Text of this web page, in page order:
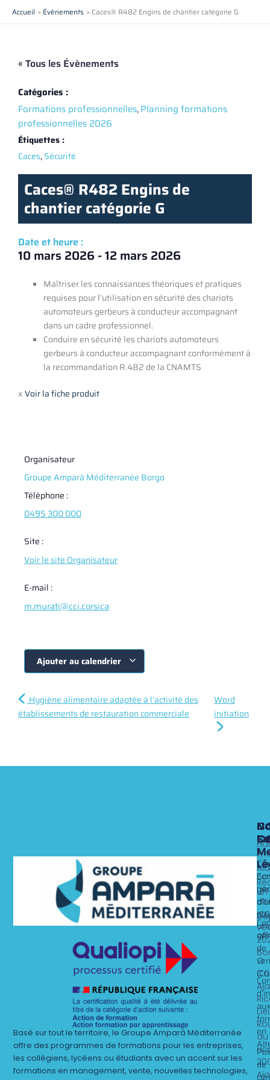
AllerAccueil Évènements Caces® R482 Engins de chantier catégorie G
« Tous les Évènements
Catégories :
Formations professionnelles,Planning formations
professionnelles 2026
Étiquettes :
Caces,Sécurité
Caces® R482 Engins de
chantier catégorie G
Date et heure :
10 mars 2026-12 mars 2026
Maîtriser les connaissances théoriques et pratiques
requises pour l’utilisation en sécurité des chariots
automoteurs gerbeurs à conducteur accompagnant
dans un cadre professionnel.
Conduire en sécurité les chariots automoteurs
gerbeurs à conducteur accompagnant conformément à
la recommandation R.482 de la CNAMTS
xVoir la fiche produit
Organisateur
Groupe Amparà Méditerranée Borgo
Téléphone :
0495 300 000
Site :
Voir le site Organisateur
E-mail :
m.murati@cci.corsica
Ajouter au calendrier
Hygiène alimentaire adaptée à l’activité des
établissements de restauration commerciale
Word
initiation
Basé sur tout le territoire, le Groupe Amparà Méditerranée
offre des programmes de formations pour les entreprises,
les collégiens, lycéens ou étudiants avec un accent sur les
formations en management, vente, nouvelles technologies,
un
x
dit
O
du
de
en
de